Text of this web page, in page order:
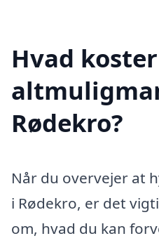
Hvad
Rødekro?
Når du overvejer at
i Rødekro, er det
om, hvad du kan